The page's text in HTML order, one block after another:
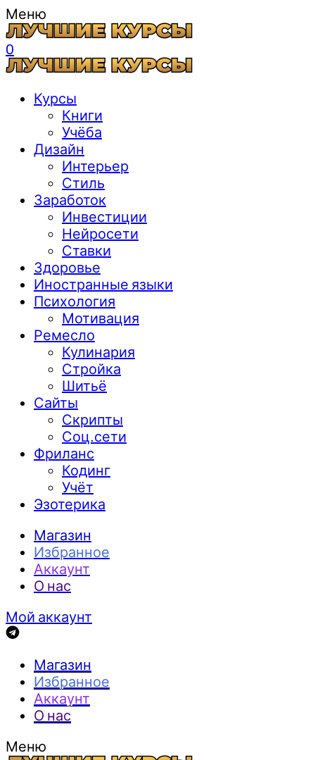
Меню
0
Курсы
Книги
Учёба
Дизайн
Интерьер
Стиль
Заработок
Инвестиции
Нейросети
Ставки
Здоровье
Иностранные языки
Психология
Мотивация
Ремесло
Кулинария
Стройка
Шитьё
Сайты
Скрипты
Соц.сети
Фриланс
Кодинг
Учёт
Эзотерика
Магазин
Избранное
Аккаунт
О нас
Мой аккаунт
Магазин
Избранное
Аккаунт
О нас
Меню